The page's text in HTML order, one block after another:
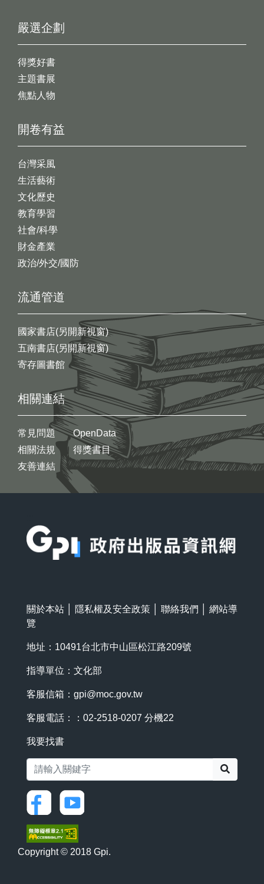
開卷有益
台灣采風
生活藝術
文化歷史
教育學習
社會/科學
財金產業
政治/外交/國防
嚴選企劃
得獎好書
主題書展
焦點人物
流通管道
國家書店(另開新視窗)
五南書店(另開新視窗)
寄存圖書館
相關連結
常見問題
相關法規
友善連結
OpenData
得獎書目
關於本站 隱私權及安全政策 聯絡我們
網站導
覽
地址：10491台北市中山區松江路209號
指導單位：文化部
客服信箱： gpi@moc.gov.tw
客服電話：：02-2518-0207 分機22
我要找書
Copyright © 2018 Gpi.